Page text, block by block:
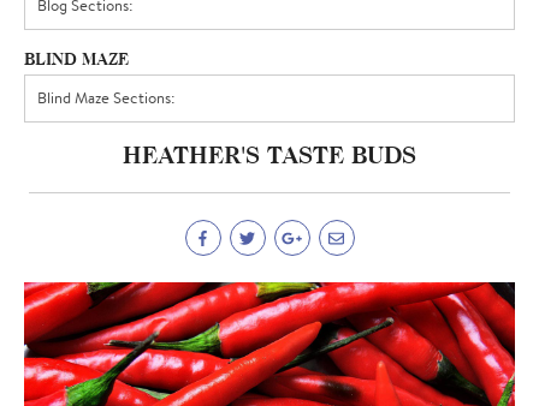
BLIND MAZE
HEATHER'S TASTE BUDS